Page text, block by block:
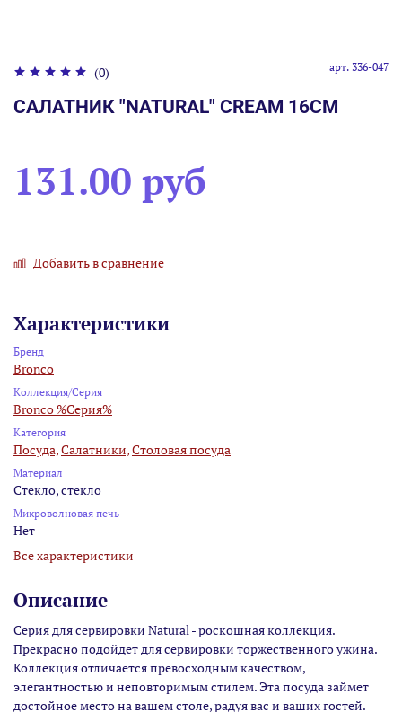
(0) арт. 336-047
САЛАТНИК "NATURAL" CREAM 16СМ
131.00 руб
Добавить в сравнение
Характеристики
Бренд
Bronco
Коллекция/Серия
Bronco %Серия%
Категория
Посуда,Салатники,Столовая посуда
Материал
Стекло, стекло
Микроволновая печь
Нет
Все характеристики
Описание
Серия для сервировки Natural - роскошная коллекция.
Прекрасно подойдет для сервировки торжественного ужина.
Коллекция отличается превосходным качеством,
элегантностью и неповторимым стилем. Эта посуда займет
достойное место на вашем столе, радуя вас и ваших гостей.